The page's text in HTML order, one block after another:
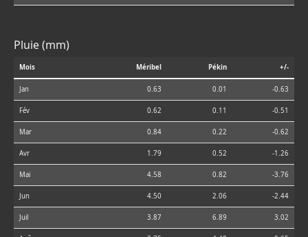
Pluie (mm)
Mois Méribel Pékin +/-
Jan 0.63 0.01 -0.63
Fév 0.62 0.11 -0.51
Mar 0.84 0.22 -0.62
Avr 1.79 0.52 -1.26
Mai 4.58 0.82 -3.76
Jun 4.50 2.06 -2.44
Juil 3.87 6.89 3.02